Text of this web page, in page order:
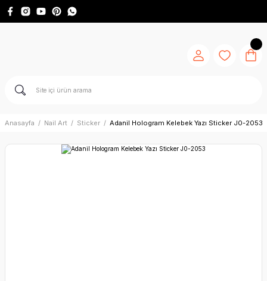
Anasayfa Nail Art Sticker Adanil Hologram Kelebek Yazı Sticker J0-2053